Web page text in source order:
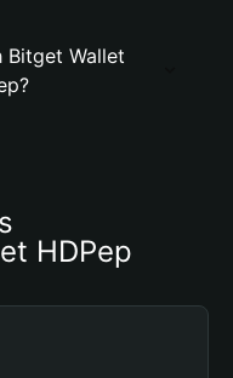
Bitget Wallet
HDPep